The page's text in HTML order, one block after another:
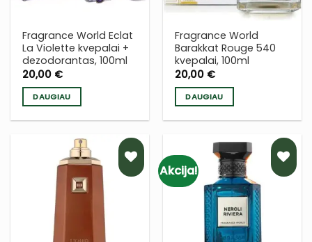
Fragrance World Eclat
La Violette kvepalai +
dezodorantas, 100ml
20,00 €
DAUGIAU
Fragrance World
Barakkat Rouge 540
kvepalai, 100ml
20,00 €
DAUGIAU
PRIDĖTI
Į NORŲ
SĄRAŠĄ
Akcija!
PRIDĖTI
Į NORŲ
SĄRAŠĄ